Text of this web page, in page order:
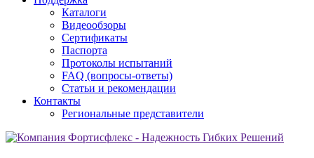
Каталоги
Видеообзоры
Сертификаты
Паспорта
Протоколы испытаний
FAQ (вопросы-ответы)
Статьи и рекомендации
Контакты
Региональные представители